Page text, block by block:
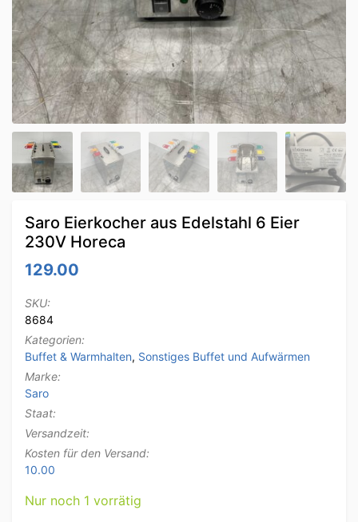
Saro Eierkocher aus Edelstahl 6 Eier
230V Horeca
129.00
SKU:
8684
Kategorien:
Buffet & Warmhalten, Sonstiges Buffet und Aufwärmen
Marke:
Saro
Staat:
Versandzeit:
Kosten für den Versand:
10.00
Nur noch 1 vorrätig